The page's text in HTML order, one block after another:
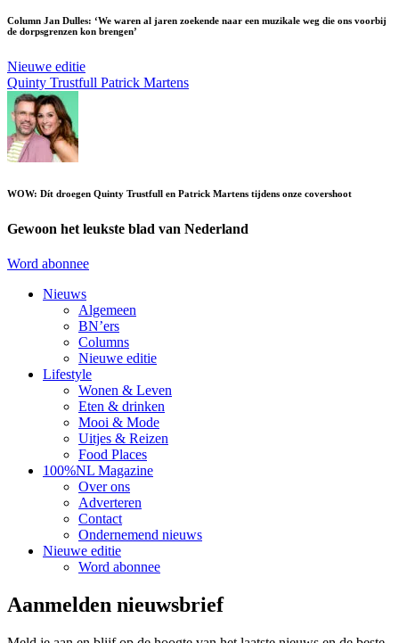
Column Jan Dulles: ‘We waren al jaren zoekende naar een muzikale weg die ons voorbij
de dorpsgrenzen kon brengen’
Nieuwe editie
Quinty Trustfull Patrick Martens
WOW: Dít droegen Quinty Trustfull en Patrick Martens tijdens onze covershoot
Gewoon het leukste blad van Nederland
Word abonnee
Nieuws
Algemeen
BN’ers
Columns
Nieuwe editie
Lifestyle
Wonen & Leven
Eten & drinken
Mooi & Mode
Uitjes & Reizen
Food Places
100%NL Magazine
Over ons
Adverteren
Contact
Ondernemend nieuws
Nieuwe editie
Word abonnee
Aanmelden nieuwsbrief